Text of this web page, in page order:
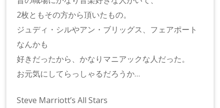
2枚ともその方から頂いたもの。
ジュディ・シルやアン・ブリッグス、フェアポート
なんかも
好きだったから、かなりマニアックな人だった。
お元気にしてらっしゃるだろうか…
Steve Marriott’s All Stars